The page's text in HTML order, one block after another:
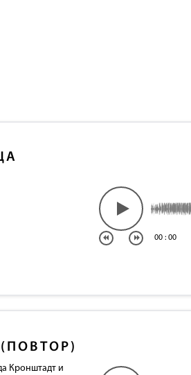
00 : 00
Кронштадт и